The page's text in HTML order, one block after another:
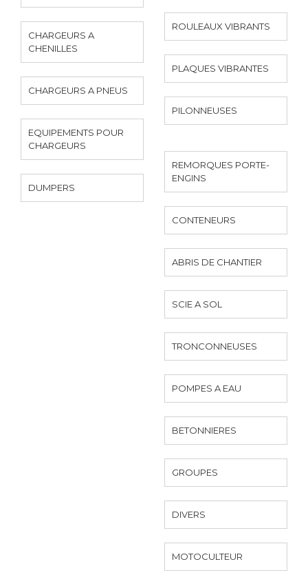
CHARGEURS A
CHENILLES
CHARGEURS A PNEUS
EQUIPEMENTS POUR
CHARGEURS
DUMPERS
ROULEAUX VIBRANTS
PLAQUES VIBRANTES
PILONNEUSES
REMORQUES PORTE-
ENGINS
CONTENEURS
ABRIS DE CHANTIER
SCIE A SOL
TRONCONNEUSES
POMPES A EAU
BETONNIERES
GROUPES
DIVERS
MOTOCULTEUR